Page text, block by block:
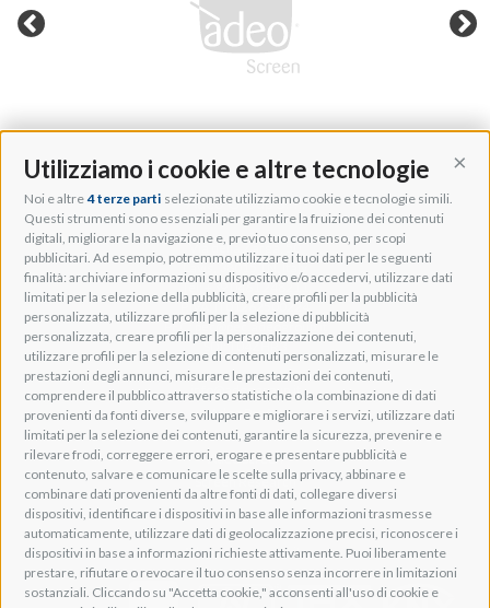
Utilizziamo i cookie e altre tecnologie
Noi e altre 4 terze parti selezionate utilizziamo cookie e tecnologie simili.
Questi strumenti sono essenziali per garantire la fruizione dei contenuti
digitali, migliorare la navigazione e, previo tuo consenso, per scopi
pubblicitari. Ad esempio, potremmo utilizzare i tuoi dati per le seguenti
finalità: archiviare informazioni su dispositivo e/o accedervi, utilizzare dati
limitati per la selezione della pubblicità, creare profili per la pubblicità
personalizzata, utilizzare profili per la selezione di pubblicità
personalizzata, creare profili per la personalizzazione dei contenuti,
utilizzare profili per la selezione di contenuti personalizzati, misurare le
prestazioni degli annunci, misurare le prestazioni dei contenuti,
comprendere il pubblico attraverso statistiche o la combinazione di dati
provenienti da fonti diverse, sviluppare e migliorare i servizi, utilizzare dati
limitati per la selezione dei contenuti, garantire la sicurezza, prevenire e
rilevare frodi, correggere errori, erogare e presentare pubblicità e
contenuto, salvare e comunicare le scelte sulla privacy, abbinare e
combinare dati provenienti da altre fonti di dati, collegare diversi
dispositivi, identificare i dispositivi in base alle informazioni trasmesse
automaticamente, utilizzare dati di geolocalizzazione precisi, riconoscere i
dispositivi in base a informazioni richieste attivamente. Puoi liberamente
prestare, rifiutare o revocare il tuo consenso senza incorrere in limitazioni
sostanziali. Cliccando su "Accetta cookie," acconsenti all'uso di cookie e
Adeo Group S.r.l.
Via della Zarga, 50
Lavis, 38015 TN, Italy
Tel: +39 0461 248211
P.IVA: IT01262500224
PEC: pec@pec.adeogroup.it
SDI: T04ZHR3
info@adeogroup.it
Adeo ProAV
Adeo HomeAV
Adeo Screen
Screen Research
Adeum Cinema Suite